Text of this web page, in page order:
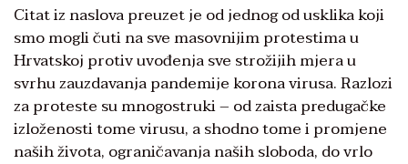
Citat iz naslova preuzet je od jednog od usklika koji
smo mogli čuti na sve masovnijim protestima u
Hrvatskoj protiv uvođenja sve strožijih mjera u
svrhu zauzdavanja pandemije korona virusa. Razlozi
za proteste su mnogostruki – od zaista predugačke
izloženosti tome virusu, a shodno tome i promjene
naših života, ograničavanja naših sloboda, do vrlo